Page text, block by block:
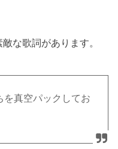
な歌詞があります。
を真空パックしてお